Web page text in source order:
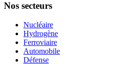
Nos secteurs
Nucléaire
Hydrogène
Ferroviaire
Automobile
Défense